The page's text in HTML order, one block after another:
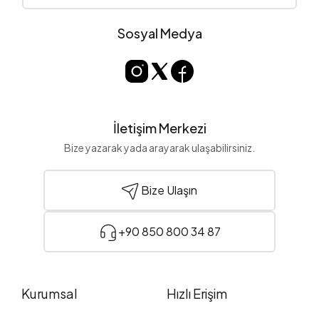
Sosyal Medya
İletişim Merkezi
Bize yazarak yada arayarak ulaşabilirsiniz.
Bize Ulaşın
+90 850 800 34 87
Kurumsal Hızlı Erişim